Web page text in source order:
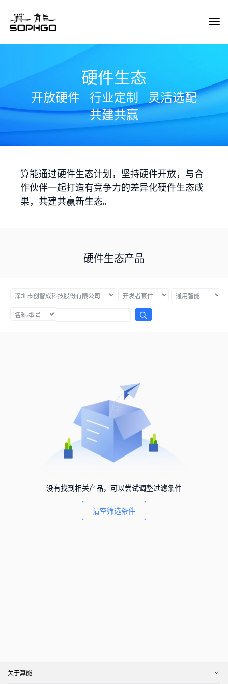
硬件生态
开放硬件 行业定制
灵活选配
共建共赢
算能通过硬件生态计划，坚持硬件开放，与合
作伙伴一起打造有竞争力的差异化硬件生态成
果，共建共赢新生态。
硬件生态产品
没有找到相关产品，可以尝试调整过滤条件
清空筛选条件
关于算能